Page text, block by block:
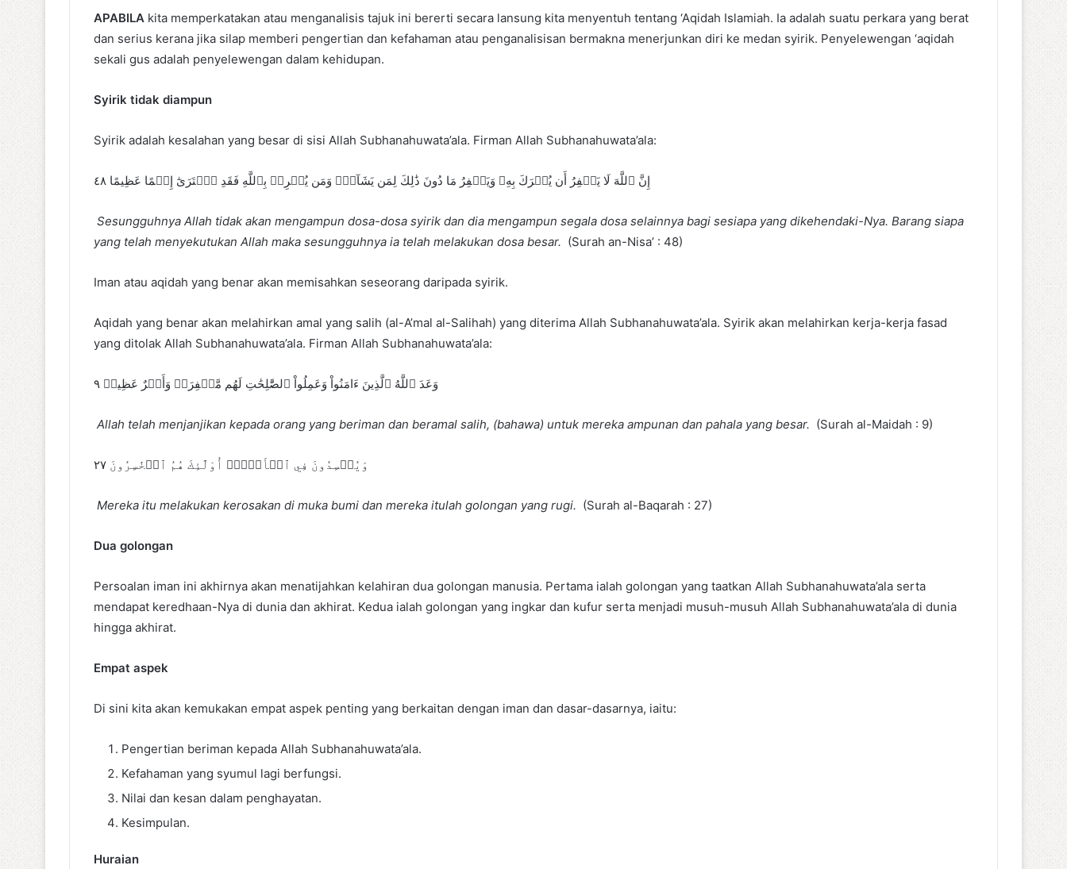
APABILA kita memperkatakan atau menganalisis tajuk ini bererti secara lansung kita menyentuh tentang ‘Aqidah Islamiah. Ia adalah suatu perkara yang berat
dan serius kerana jika silap memberi pengertian dan kefahaman atau penganalisisan bermakna menerjunkan diri ke medan syirik. Penyelewengan ‘aqidah
sekali gus adalah penyelewengan dalam kehidupan.
Syirik tidak diampun
Syirik adalah kesalahan yang besar di sisi Allah Subhanahuwata’ala. Firman Allah Subhanahuwata’ala:
إِنَّ ٱللَّهَ لَا يَغۡفِرُ أَن يُشۡرَكَ بِهِۦ وَيَغۡفِرُ مَا دُونَ ذَٰلِكَ لِمَن يَشَآءُۚ وَمَن يُشۡرِكۡ بِٱللَّهِ فَقَدِ ٱفۡتَرَىٰٓ إِثۡمًا عَظِيمًا ٤٨
Sesungguhnya Allah tidak akan mengampun dosa-dosa syirik dan dia mengampun segala dosa selainnya bagi sesiapa yang dikehendaki-Nya. Barang siapa
yang telah menyekutukan Allah maka sesungguhnya ia telah melakukan dosa besar. (Surah an-Nisa’ : 48)
Iman atau aqidah yang benar akan memisahkan seseorang daripada syirik.
Aqidah yang benar akan melahirkan amal yang salih (al-A’mal al-Salihah) yang diterima Allah Subhanahuwata’ala. Syirik akan melahirkan kerja-kerja fasad
yang ditolak Allah Subhanahuwata’ala. Firman Allah Subhanahuwata’ala:
وَعَدَ ٱللَّهُ ٱلَّذِينَ ءَامَنُواْ وَعَمِلُواْ ٱلصَّٰلِحَٰتِ لَهُم مَّغۡفِرَةٞ وَأَجۡرٌ عَظِيمٞ ٩
Allah telah menjanjikan kepada orang yang beriman dan beramal salih, (bahawa) untuk mereka ampunan dan pahala yang besar. (Surah al-Maidah : 9)
وَيُفۡسِدُونَ فِي ٱلۡأَرۡضِۚ أُوْلَٰٓئِكَ هُمُ ٱلۡخَٰسِرُونَ ٢٧
Mereka itu melakukan kerosakan di muka bumi dan mereka itulah golongan yang rugi. (Surah al-Baqarah : 27)
Dua golongan
Persoalan iman ini akhirnya akan menatijahkan kelahiran dua golongan manusia. Pertama ialah golongan yang taatkan Allah Subhanahuwata’ala serta
mendapat keredhaan-Nya di dunia dan akhirat. Kedua ialah golongan yang ingkar dan kufur serta menjadi musuh-musuh Allah Subhanahuwata’ala di dunia
hingga akhirat.
Empat aspek
Di sini kita akan kemukakan empat aspek penting yang berkaitan dengan iman dan dasar-dasarnya, iaitu:
Pengertian beriman kepada Allah Subhanahuwata’ala.
Kefahaman yang syumul lagi berfungsi.
Nilai dan kesan dalam penghayatan.
Kesimpulan.
Huraian